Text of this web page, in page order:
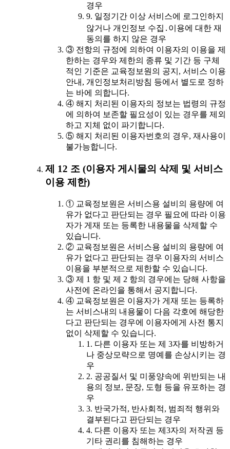
경우
9. 일정기간 이상 서비스에 로그인하지
않거나 개인정보 수집․이용에 대한 재
동의를 하지 않은 경우
③ 전항의 규정에 의하여 이용자의 이용을 제
한하는 경우와 제한의 종류 및 기간 등 구체
적인 기준은 교육정보원의 공지, 서비스 이용
안내, 개인정보처리방침 등에서 별도로 정하
는 바에 의합니다.
④ 해지 처리된 이용자의 정보는 법령의 규정
에 의하여 보존할 필요성이 있는 경우를 제외
하고 지체 없이 파기합니다.
⑤ 해지 처리된 이용자번호의 경우, 재사용이
불가능합니다.
제 12 조 (이용자 게시물의 삭제 및 서비스
이용 제한)
① 교육정보원은 서비스용 설비의 용량에 여
유가 없다고 판단되는 경우 필요에 따라 이용
자가 게재 또는 등록한 내용물을 삭제할 수
있습니다.
② 교육정보원은 서비스용 설비의 용량에 여
유가 없다고 판단되는 경우 이용자의 서비스
이용을 부분적으로 제한할 수 있습니다.
③ 제 1 항 및 제 2 항의 경우에는 당해 사항을
사전에 온라인을 통해서 공지합니다.
④ 교육정보원은 이용자가 게재 또는 등록하
는 서비스내의 내용물이 다음 각호에 해당한
다고 판단되는 경우에 이용자에게 사전 통지
없이 삭제할 수 있습니다.
1. 다른 이용자 또는 제 3자를 비방하거
나 중상모략으로 명예를 손상시키는 경
우
2. 공공질서 및 미풍양속에 위반되는 내
용의 정보, 문장, 도형 등을 유포하는 경
우
3. 반국가적, 반사회적, 범죄적 행위와
결부된다고 판단되는 경우
4. 다른 이용자 또는 제3자의 저작권 등
기타 권리를 침해하는 경우